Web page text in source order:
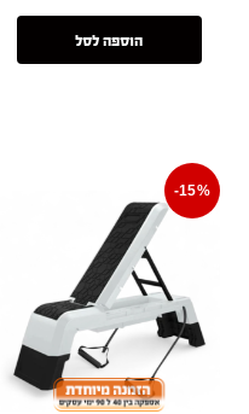
הוספה לסל
-15%